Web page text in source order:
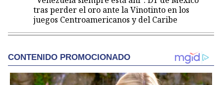
tras perder el oro ante la Vinotinto en los
juegos Centroamericanos y del Caribe